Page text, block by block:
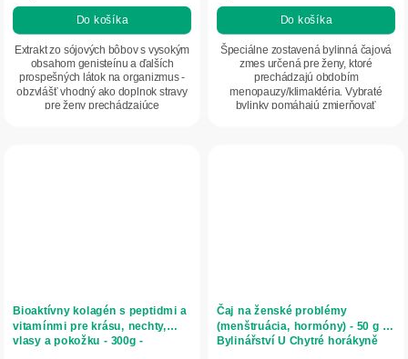
Do košíka
Extrakt zo sójových bôbov s vysokým
obsahom genisteínu a ďalších
prospešných látok na organizmus -
obzvlášť vhodný ako doplnok stravy
pre ženy prechádzajúce
Do košíka
Špeciálne zostavená bylinná čajová
zmes určená pre ženy, ktoré
prechádzajú obdobím
menopauzy/klimaktéria. Vybraté
bylinky pomáhajú zmierňovať
Bioaktívny kolagén s peptidmi a
vitamínmi pre krásu, nechty,
vlasy a pokožku - 300g -
Čaj na ženské problémy
(menštruácia, hormóny) - 50 g -
Bylinářství U Chytré horákyně